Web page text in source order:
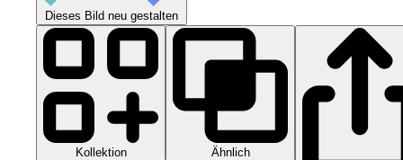
Dieses Bild neu gestalten
Kollektion Ähnlich